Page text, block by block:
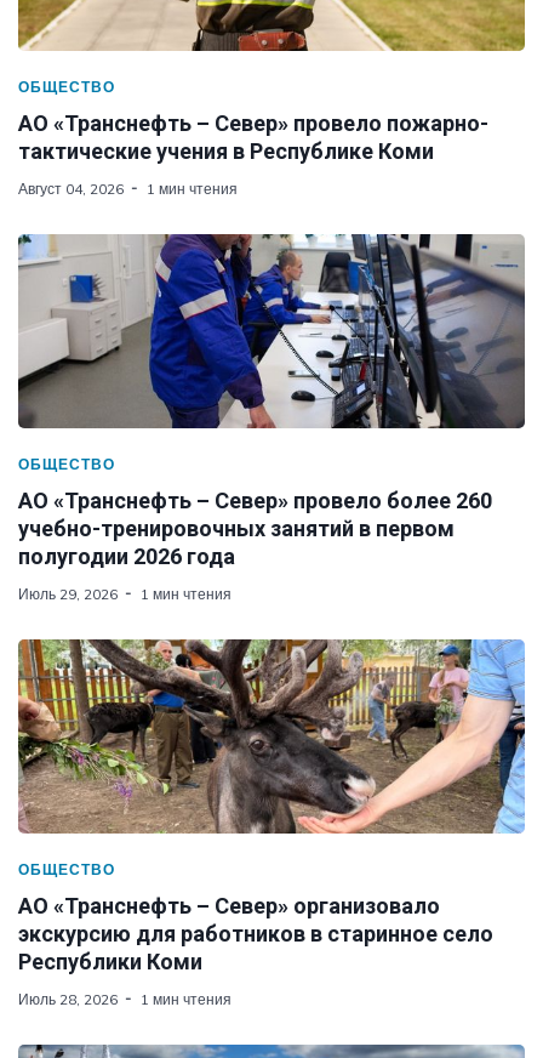
ОБЩЕСТВО
АО «Транснефть – Север» провело пожарно-
тактические учения в Республике Коми
Август 04, 2026 1 мин чтения
ОБЩЕСТВО
АО «Транснефть – Север» провело более 260
учебно-тренировочных занятий в первом
полугодии 2026 года
Июль 29, 2026 1 мин чтения
ОБЩЕСТВО
АО «Транснефть – Север» организовало
экскурсию для работников в старинное село
Республики Коми
Июль 28, 2026 1 мин чтения